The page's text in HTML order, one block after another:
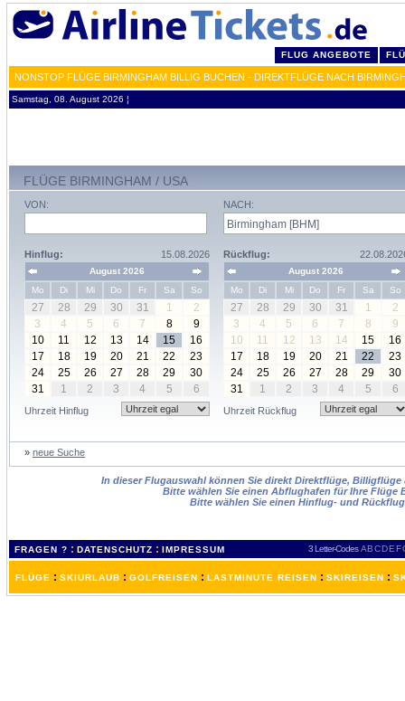
FLUG ANGEBOTE
NONSTOP FLÜGE BIRMINGHAM BILLIG BUCHEN - DIREKTFLÜGE NACH
Samstag, 08. August 2026 ¦
FLÜGE BIRMINGHAM / USA
VON:
Hinflug: 15.08.2026
August 2026
Mo
Di Mi Do Fr Sa So
27 28 29 30 31 1
2
3
4 5 6 7 8
9
10
11 12 13 14 15
16
17
18 19 20 21 22
23
24
25 26 27 28 29
30
31
1 2 3 4 5 6
Uhrzeit Hinflug
NACH:
Rückflug:
August 2026
Mo
Di Mi Do Fr Sa So
27 28 29 30 31 1
2
3
4 5 6 7 8
9
10
11 12 13 14 15
16
17
18 19 20 21 22
23
24
25 26 27 28 29
30
31
1 2 3 4 5 6
Uhrzeit Rückflug
» neue Suche
In dieser Flugauswahl können Sie direkt Direktflüge,
Bitte wählen Sie einen Abflughafen für Ihre Flüge
Bitte wählen Sie einen Hinflug- und
FRAGEN ? : DATENSCHUTZ : IMPRESSUM 3 Letter-Codes ABCDEF
FLÜGE : SKIURLAUB : GOLFREISEN : LASTMINUTE REISEN : SKIREISEN :